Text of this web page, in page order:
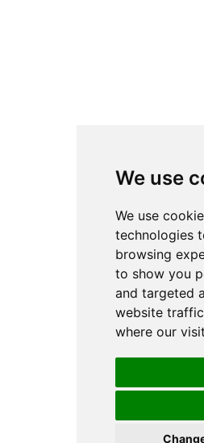
We use
We use
technologies
browsing
to show you
and targeted
website
where our